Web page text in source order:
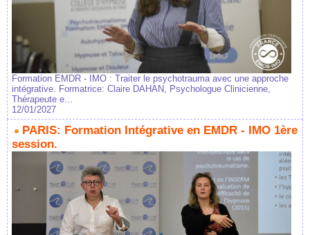
Formation EMDR - IMO : Traiter le psychotrauma avec une approche
intégrative. Formatrice: Claire DAHAN, Psychologue Clinicienne,
Thérapeute e...
12/01/2027
PARIS: Formation Intégrative en EMDR - IMO 1ère
session.